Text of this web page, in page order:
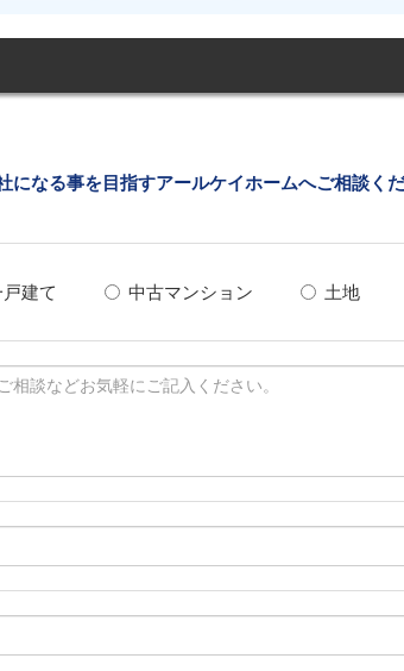
なる事を目指すアールケイホームへご相談く
建て 中古マンション 土地